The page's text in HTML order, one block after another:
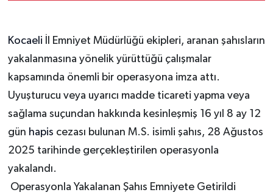
Kocaeli
İl Emniyet Müdürlüğü ekipleri, aranan şahısların
yakalanmasına yönelik yürüttüğü çalışmalar
kapsamında önemli bir operasyona imza attı.
Uyuşturucu veya uyarıcı madde ticareti yapma veya
sağlama suçundan hakkında kesinleşmiş 16 yıl 8 ay 12
gün hapis cezası bulunan M.S. isimli şahıs, 28 Ağustos
2025 tarihinde gerçekleştirilen operasyonla
yakalandı.
Operasyonla Yakalanan Şahıs Emniyete Getirildi